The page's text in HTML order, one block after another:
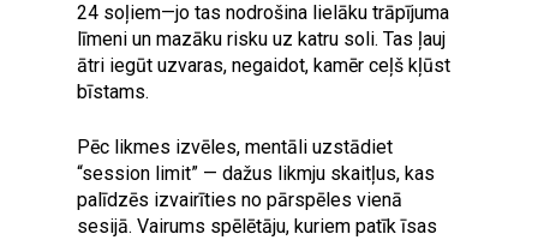
24 soļiem—jo tas nodrošina lielāku trāpījuma
līmeni un mazāku risku uz katru soli. Tas ļauj
ātri iegūt uzvaras, negaidot, kamēr ceļš kļūst
bīstams.
Pēc likmes izvēles, mentāli uzstādiet
“session limit” — dažus likmju skaitļus, kas
palīdzēs izvairīties no pārspēles vienā
sesijā. Vairums spēlētāju, kuriem patīk īsas